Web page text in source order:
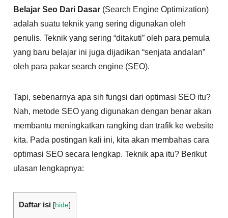
Belajar Seo Dari Dasar (Search Engine Optimization)
adalah suatu teknik yang sering digunakan oleh
penulis. Teknik yang sering “ditakuti” oleh para pemula
yang baru belajar ini juga dijadikan “senjata andalan”
oleh para pakar search engine (SEO).
Tapi, sebenarnya apa sih fungsi dari optimasi SEO itu?
Nah, metode SEO yang digunakan dengan benar akan
membantu meningkatkan rangking dan trafik ke website
kita. Pada postingan kali ini, kita akan membahas cara
optimasi SEO secara lengkap. Teknik apa itu? Berikut
ulasan lengkapnya:
Daftar isi [hide]